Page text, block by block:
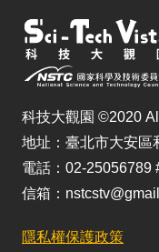
科技大觀園 ©2020
地址：臺北市大安區
電話：02-25056789
信箱：
隱私權保護政策